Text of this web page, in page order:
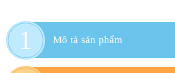
Mô tả sản phẩm